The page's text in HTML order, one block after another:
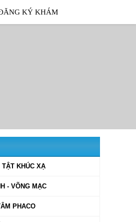
KÝ KHÁM
KHÚC XẠ
- VÕNG MẠC
PHACO